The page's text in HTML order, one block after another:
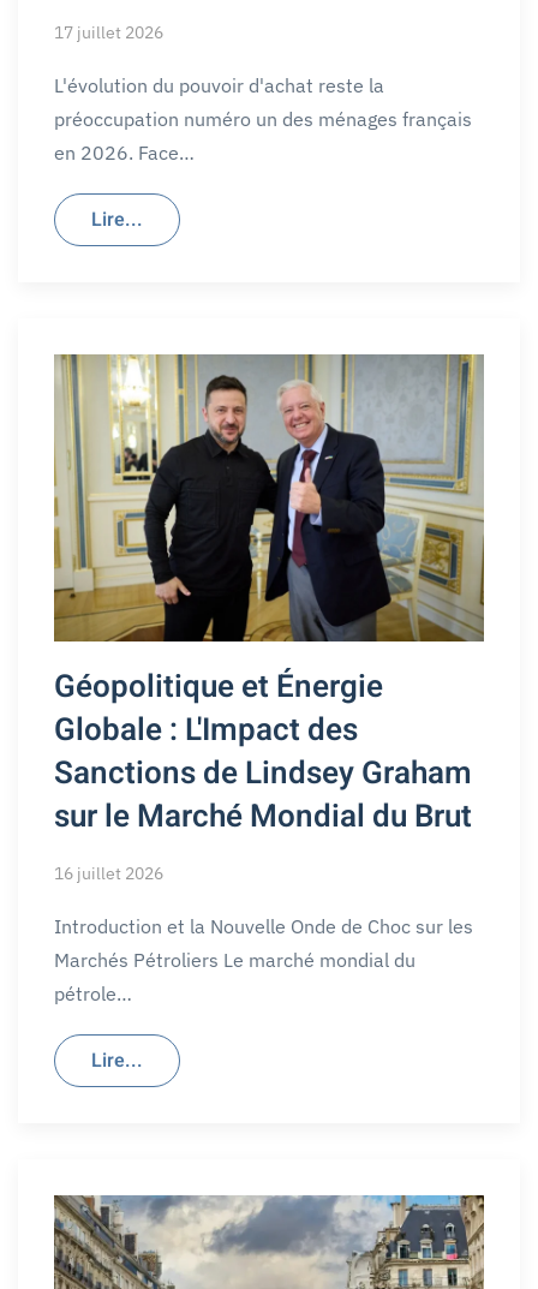
17 juillet 2026
L'évolution du pouvoir d'achat reste la
préoccupation numéro un des ménages français
en 2026. Face…
Lire...
Géopolitique et Énergie
Globale : L'Impact des
Sanctions de Lindsey Graham
sur le Marché Mondial du Brut
16 juillet 2026
Introduction et la Nouvelle Onde de Choc sur les
Marchés Pétroliers Le marché mondial du
pétrole…
Lire...